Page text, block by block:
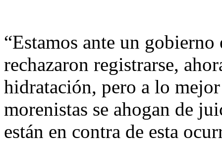
“Estamos ante un
rechazaron registrarse,
hidratación, pero a lo
morenistas se ahogan de
están en contra de esta